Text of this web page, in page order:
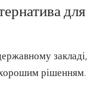
для
закладі,
рішенням.